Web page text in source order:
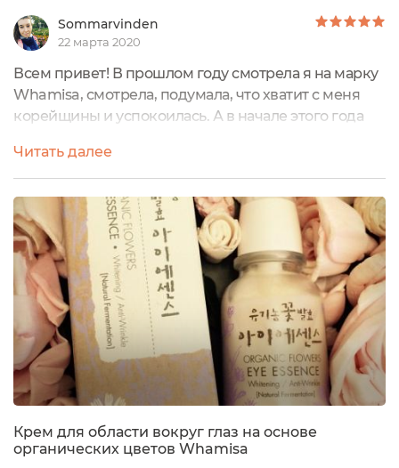
Sommarvinden
22 марта 2020
Всем привет! В прошлом году смотрела я на марку
Whamisa, смотрела, подумала, что хватит с меня
корейщины и успокоилась. А в начале этого года
поговорим.Многие, наверное, слышали, что на
территории России единственной эко-маркой
корейской косметики может назвать себя только
Whamisa. Однако уже появился другой корейский
эко-бренд Sioris с чистыми составами...
Читать далее
Крем для области вокруг глаз на основе
органических цветов Whamisa